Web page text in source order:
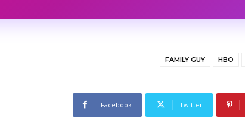
FAMILY GUY HBO
Facebook Twitter